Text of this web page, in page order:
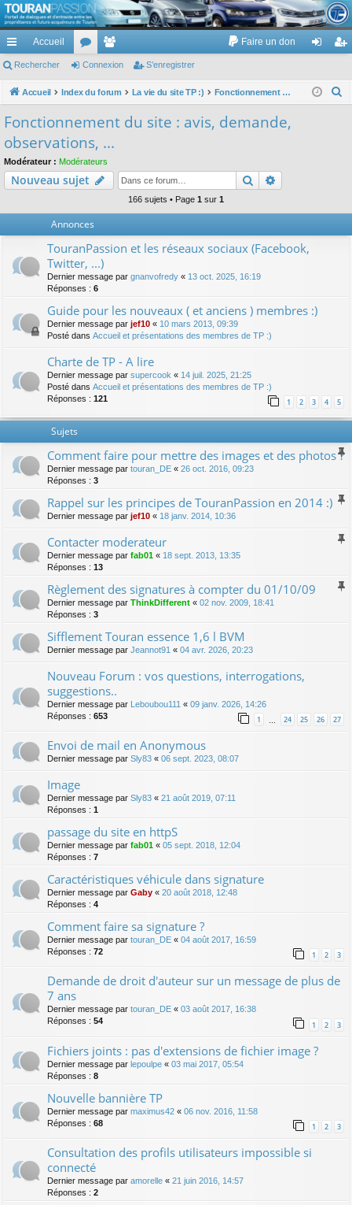
TouranPassion
Le forum des propriétaires ou futurs acquéreurs du Volkswagen Touran
cc
ès
pi
de
Accueil
or
u
e
m
Faire un don
ne nr
Rechercher Connexion S’enregistrer
Accueil Index du forum La vie du site TP :) Fonctionnement du site : avis, demande, observations, ...
h
Fonctionnement du site : avis, demande,
observations, ...
Modérateur : Modérateurs
Nouveau sujet Rechercher
166 sujets • Page 1 sur 1
Annonces
TouranPassion et les réseaux sociaux (Facebook,
Twitter, ...)
Dernier message par gnanvofredy « 13 oct. 2025, 16:19
Réponses : 6
Guide pour les nouveaux ( et anciens ) membres :)
Dernier message par jef10 « 10 mars 2013, 09:39
Posté dans Accueil et présentations des membres de TP :)
Charte de TP - A lire
Dernier message par supercook « 14 juil. 2025, 21:25
Posté dans Accueil et présentations des membres de TP :)
Réponses : 121 1 2 3 4 5
Sujets
Comment faire pour mettre des images et des photos ?
Dernier message par touran_DE « 26 oct. 2016, 09:23
Réponses : 3
Rappel sur les principes de TouranPassion en 2014 :)
Dernier message par jef10 « 18 janv. 2014, 10:36
Contacter moderateur
Dernier message par fab01 « 18 sept. 2013, 13:35
Réponses : 13
Règlement des signatures à compter du 01/10/09
Dernier message par ThinkDifferent « 02 nov. 2009, 18:41
Réponses : 3
Sifflement Touran essence 1,6 l BVM
Dernier message par Jeannot91 « 04 avr. 2026, 20:23
Nouveau Forum : vos questions, interrogations,
suggestions..
Dernier message par Leboubou111 « 09 janv. 2026, 14:26
Réponses : 653 1 … 24 25 26 27
Envoi de mail en Anonymous
Dernier message par Sly83 « 06 sept. 2023, 08:07
Image
Dernier message par Sly83 « 21 août 2019, 07:11
Réponses : 1
passage du site en httpS
Dernier message par fab01 « 05 sept. 2018, 12:04
Réponses : 7
Caractéristiques véhicule dans signature
Dernier message par Gaby « 20 août 2018, 12:48
Réponses : 4
Comment faire sa signature ?
Dernier message par touran_DE « 04 août 2017, 16:59
Réponses : 72 1 2 3
Demande de droit d'auteur sur un message de plus de
7 ans
Dernier message par touran_DE « 03 août 2017, 16:38
Réponses : 54 1 2 3
Fichiers joints : pas d'extensions de fichier image ?
Dernier message par lepoulpe « 03 mai 2017, 05:54
Réponses : 8
Nouvelle bannière TP
Dernier message par maximus42 « 06 nov. 2016, 11:58
Réponses : 68 1 2 3
Consultation des profils utilisateurs impossible si
connecté
Dernier message par amorelle « 21 juin 2016, 14:57
Réponses : 2